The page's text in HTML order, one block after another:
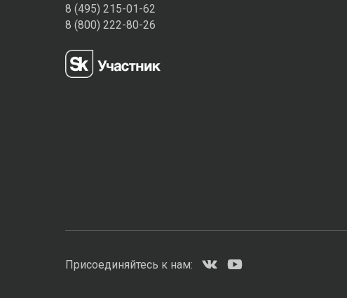
8 (495) 215-01-62
8 (800) 222-80-26
Присоединяйтесь к нам: